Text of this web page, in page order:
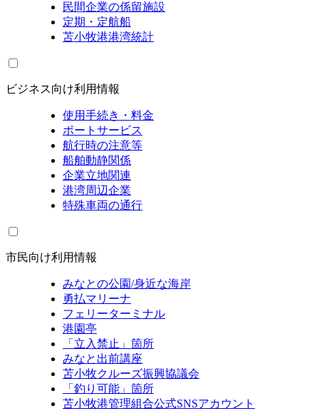
民間企業の係留施設
定期・定航船
苫小牧港港湾統計
ビジネス向け利用情報
使用手続き・料金
ポートサービス
航行時の注意等
船舶動静関係
企業立地関連
港湾周辺企業
特殊車両の通行
市民向け利用情報
みなとの公園/身近な海岸
勇払マリーナ
フェリーターミナル
港園亭
「立入禁止」箇所
みなと出前講座
苫小牧クルーズ振興協議会
「釣り可能」箇所
苫小牧港管理組合公式SNSアカウント